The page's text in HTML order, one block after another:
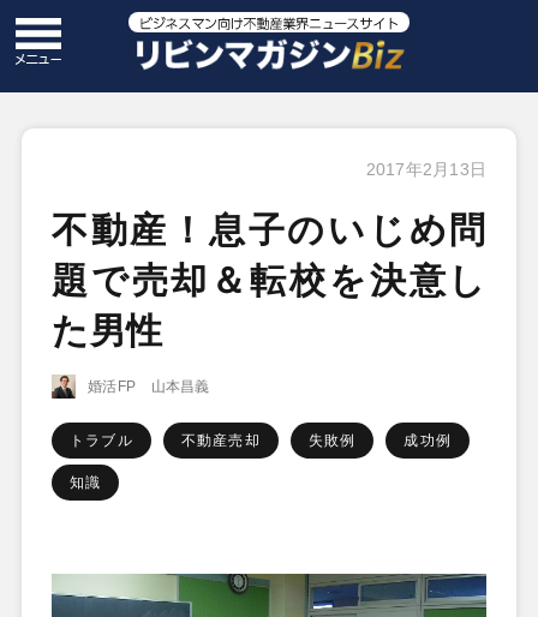
2017年2月13日
不動産！息子のいじめ問
題で売却＆転校を決意し
た男性
婚活FP 山本昌義
トラブル 不動産売却 失敗例 成功例
知識